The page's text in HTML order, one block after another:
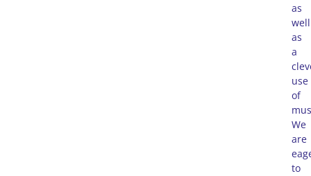
as
well
as
a
use
of
We
are
to